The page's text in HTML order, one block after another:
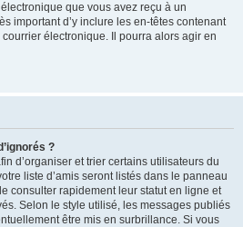
que vous avez reçu à un
important d’y inclure les en-têtes contenant
électronique. Il pourra alors agir en
?
d’organiser et trier certains utilisateurs du
liste d’amis seront listés dans le panneau
consulter rapidement leur statut en ligne et
Selon le style utilisé, les messages publiés
être mis en surbrillance. Si vous